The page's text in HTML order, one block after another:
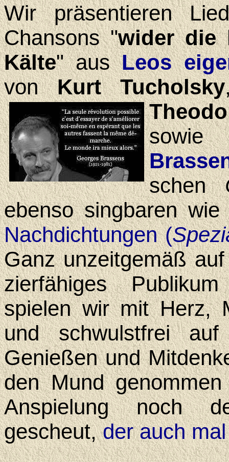
Wir präsentieren
Chan­sons "wider die
Kälte" ausLeos
vonKurt Tucholsky
schen
ebenso sing­baren
Nach­dich­tungen (
Ganz unzeit­gemäß
zier­fähiges
spielen wir mit Herz,
und schwulst­frei
Genießen und
den Mund
Anspie­lungnoch
gescheut,der auch